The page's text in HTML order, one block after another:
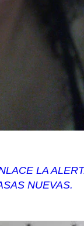
LA
NUEVAS.